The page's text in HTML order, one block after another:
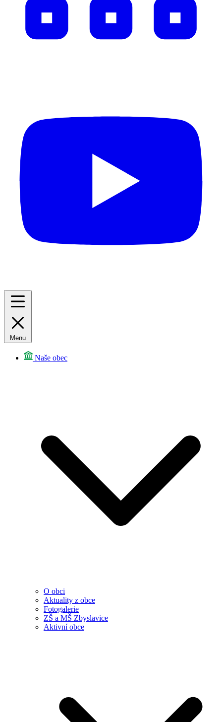
Menu
Naše obec
O obci
Aktuality z obce
Fotogalerie
ZŠ a MŠ Zbyslavice
Aktivní obce